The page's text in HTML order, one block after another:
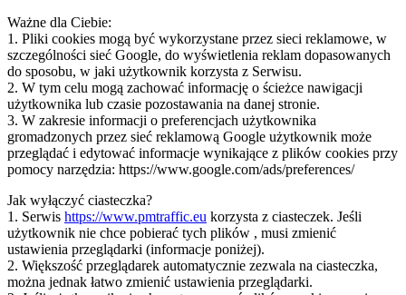
Ważne dla Ciebie:
1. Pliki cookies mogą być wykorzystane przez sieci reklamowe, w
szczególności sieć Google, do wyświetlenia reklam dopasowanych
do sposobu, w jaki użytkownik korzysta z Serwisu.
2. W tym celu mogą zachować informację o ścieżce nawigacji
użytkownika lub czasie pozostawania na danej stronie.
3. W zakresie informacji o preferencjach użytkownika
gromadzonych przez sieć reklamową Google użytkownik może
przeglądać i edytować informacje wynikające z plików cookies przy
pomocy narzędzia: https://www.google.com/ads/preferences/
Jak wyłączyć ciasteczka?
1. Serwis https://www.pmtraffic.eu korzysta z ciasteczek. Jeśli
użytkownik nie chce pobierać tych plików , musi zmienić
ustawienia przeglądarki (informacje poniżej).
2. Większość przeglądarek automatycznie zezwala na ciasteczka,
można jednak łatwo zmienić ustawienia przeglądarki.